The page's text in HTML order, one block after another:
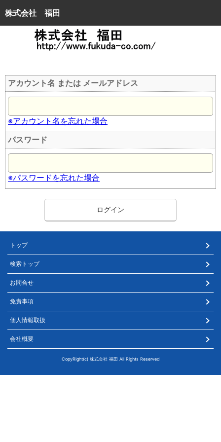
株式会社 福田
アカウント名 または メールアドレス
※アカウント名を忘れた場合
パスワード
※パスワードを忘れた場合
ログイン
トップ
検索トップ
お問合せ
免責事項
個人情報取扱
会社概要
CopyRight(c) 株式会社 福田 All Rights Reserved